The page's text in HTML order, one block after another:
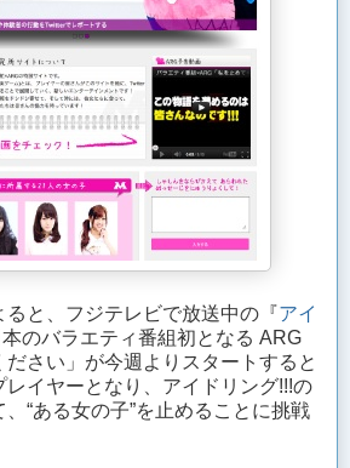
ると、フジテレビで放送中の『アイ
本のバラエティ番組初となる ARG
さい」が今週よりスタートすると
イヤーとなり、アイドリング!!!の
“ある女の子”を止めることに挑戦